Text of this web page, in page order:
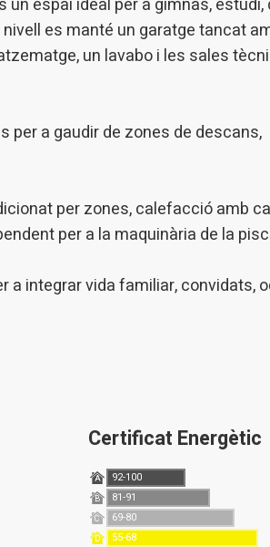
espai ideal per a gimnàs, estudi,
es manté un garatge tancat
un lavabo i les sales
per a gaudir de zones de descans,
per zones, calefacció amb
per a la maquinària de la
a integrar vida familiar, convidats,
Certificat Energètic
A 92-100
B 81-91
C 69-80
D 55-68